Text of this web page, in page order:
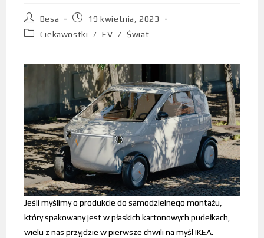
Besa
19 kwietnia, 2023
Ciekawostki
/ EV / Świat
Jeśli myślimy o produkcie do samodzielnego montażu,
który spakowany jest w płaskich kartonowych pudełkach,
wielu z nas przyjdzie w pierwsze chwili na myśl IKEA.